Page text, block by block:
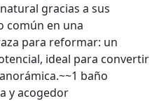
gracias a sus
común en una
para reformar: un
ideal para convertir
baño
y acogedor